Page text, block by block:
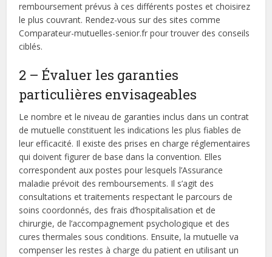
remboursement prévus à ces différents postes et choisirez
le plus couvrant. Rendez-vous sur des sites comme
Comparateur-mutuelles-senior.fr pour trouver des conseils
ciblés.
2 – Évaluer les garanties
particulières envisageables
Le nombre et le niveau de garanties inclus dans un contrat
de mutuelle constituent les indications les plus fiables de
leur efficacité. Il existe des prises en charge réglementaires
qui doivent figurer de base dans la convention. Elles
correspondent aux postes pour lesquels l’Assurance
maladie prévoit des remboursements. Il s’agit des
consultations et traitements respectant le parcours de
soins coordonnés, des frais d’hospitalisation et de
chirurgie, de l’accompagnement psychologique et des
cures thermales sous conditions. Ensuite, la mutuelle va
compenser les restes à charge du patient en utilisant un